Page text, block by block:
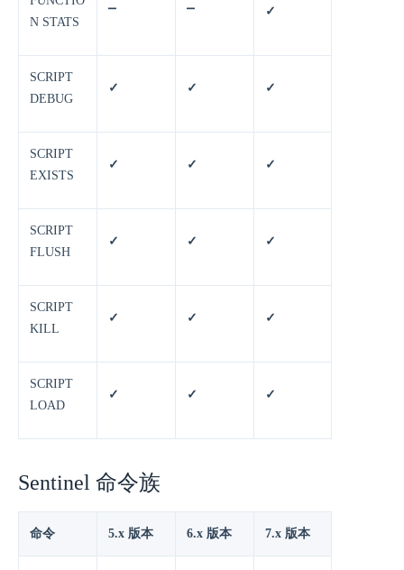
N STATS
⎻ ⎻ ✓
SCRIPT
DEBUG
✓ ✓ ✓
SCRIPT
EXISTS
✓ ✓ ✓
SCRIPT
FLUSH
✓ ✓ ✓
SCRIPT
KILL
✓ ✓ ✓
SCRIPT
LOAD
✓ ✓ ✓
Sentinel 命令族
命令 5.x 版本 6.x 版本 7.x 版本